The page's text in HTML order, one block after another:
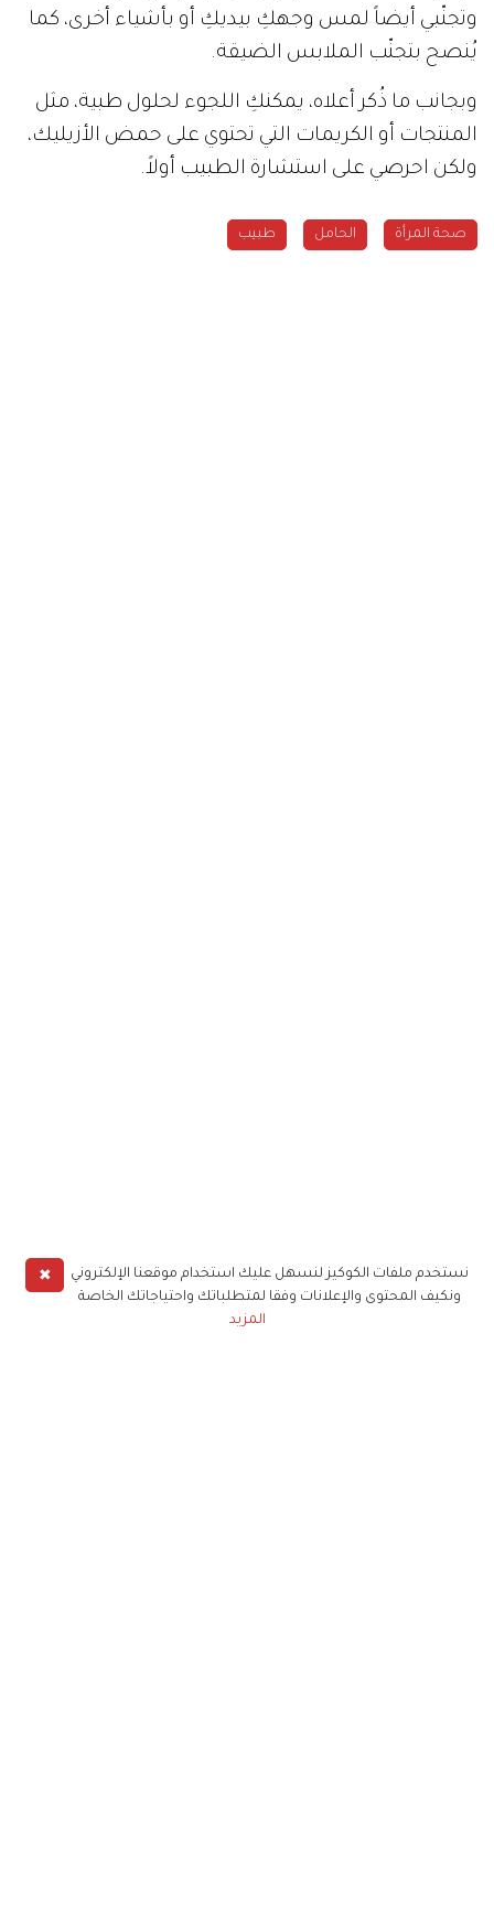
وتجنّبي أيضاً لمس وجهكِ بيديكِ أو بأشياء أخرى، كما
يُنصح بتجنّب الملابس الضيقة.
وبجانب ما ذُكر أعلاه، يمكنكِ اللجوء لحلول طبية، مثل
المنتجات أو الكريمات التي تحتوي على حمض الأزيليك،
ولكن احرصي على استشارة الطبيب أولاً.
صحة المرأة الحامل طبيب
✖
نستخدم ملفات الكوكيز لنسهل عليك استخدام موقعنا الإلكتروني
ونكيف المحتوى والإعلانات وفقا لمتطلباتك واحتياجاتك الخاصة
المزيد